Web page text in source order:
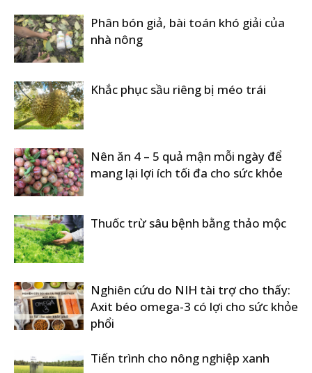
Phân bón giả, bài toán khó giải của
nhà nông
Khắc phục sầu riêng bị méo trái
Nên ăn 4 – 5 quả mận mỗi ngày để
mang lại lợi ích tối đa cho sức khỏe
Thuốc trừ sâu bệnh bằng thảo mộc
Nghiên cứu do NIH tài trợ cho thấy:
Axit béo omega-3 có lợi cho sức khỏe
phổi
Tiến trình cho nông nghiệp xanh